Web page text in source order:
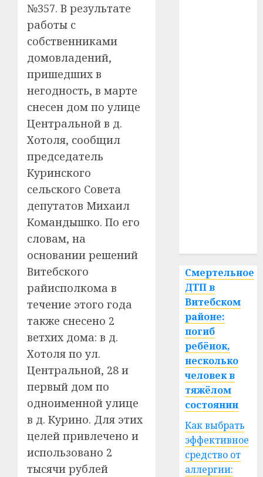
№357. В результате
работы с
собственниками
домовладений,
пришедших в
негодность, в марте
снесен дом по улице
Центральной в д.
Хотоля, сообщил
председатель
Куринского
сельского Совета
депутатов Михаил
Командышко. По его
словам, на
основании решений
Витебского
райисполкома в
течение этого года
также снесено 2
ветхих дома: в д.
Хотоля по ул.
Центральной, 28 и
первый дом по
одноименной улице
в д. Курино. Для этих
целей привлечено и
использовано 2
тысячи рублей
Смертельное
ДТП в
Витебском
районе:
погиб
ребёнок,
несколько
человек в
тяжёлом
состоянии
Как выбрать
эффективное
средство от
аллергии: